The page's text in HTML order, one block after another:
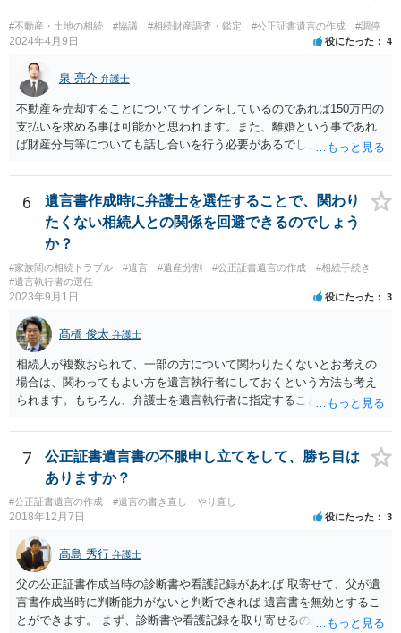
#不動産・土地の相続 #協議 #相続財産調査・鑑定 #公正証書遺言の作成 #調停
2024年4月9日 役にたった 4
泉 亮介 弁護士
不動産を売却することについてサインをしているのであれば150万円の
支払いを求める事は可能かと思われます。また、離婚という事であれ
ば財産分与等についても話し合いを行う必要があるでしょう。 細かい
士事務所へご相談されると良いでしょう。
6
遺言書作成時に弁護士を選任することで、関わり
たくない相続人との関係を回避できるのでしょう
か？
#家族間の相続トラブル #遺言 #遺産分割 #公正証書遺言の作成
#相続手続き
#遺言執行者の選任
2023年9月1日 役にたった 3
髙橋 俊太 弁護士
相続人が複数おられて、一部の方について関わりたくないとお考えの
場合は、関わってもよい方を遺言執行者にしておくという方法も考え
られます。もちろん、弁護士を遺言執行者に指定することもできます
方に再委任の権限を付与しておくという方法もあります。 一度、弁護
士に直接ご相談されることをお勧めいたします。
7
公正証書遺言書の不服申し立てをして、勝ち目は
ありますか？
#公正証書遺言の作成 #遺言の書き直し・やり直し
2018年12月7日 役にたった 3
高島 秀行 弁護士
父の公正証書作成当時の診断書や看護記録があれば 取寄せて、父が遺
言書作成当時に判断能力がないと判断できれば 遺言書を無効とするこ
とができます。 まず、診断書や看護記録を取り寄せるのが重要となり